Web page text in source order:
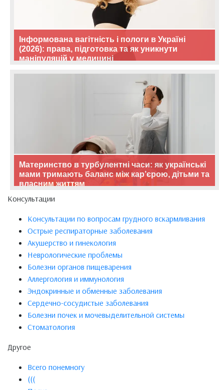
Інформована вагітність і пологи в Україні
(2026): права, підготовка та як уникнути
маніпуляцій у медицині
Материнство в турбулентні часи: як українські
мами тримають баланс між кар’єрою, дітьми та
власним життям
Консультации
Консультации по вопросам грудного вскармливания
Острые респираторные заболевания
Акушерство и гинекология
Неврологические проблемы
Болезни органов пищеварения
Аллергология и иммунология
Эндокринные и обменные заболевания
Сердечно-сосудистые заболевания
Болезни почек и мочевыделительной системы
Стоматология
Другое
Всего понемногу
(((